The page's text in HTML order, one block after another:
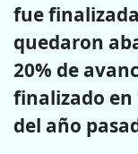
fue
quedaron
20% de
finalizado en
del año